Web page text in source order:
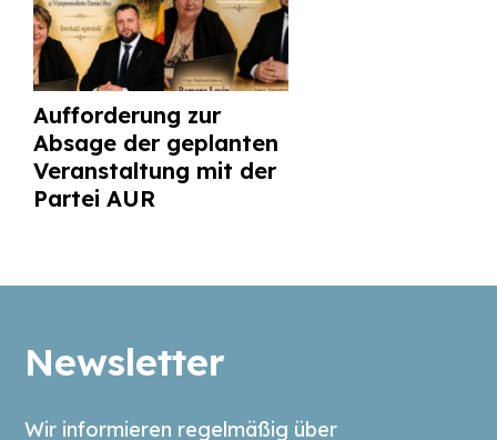
Aufforderung zur
Absage der geplanten
Veranstaltung mit der
Partei AUR
Newsletter
Wir informieren regelmäßig über